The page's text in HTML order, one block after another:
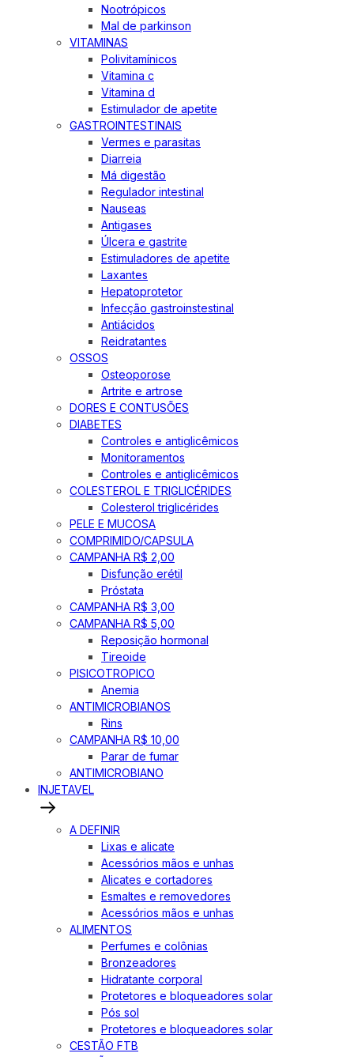
Nootrópicos
Mal de parkinson
VITAMINAS
Polivitamínicos
Vitamina c
Vitamina d
Estimulador de apetite
GASTROINTESTINAIS
Vermes e parasitas
Diarreia
Má digestão
Regulador intestinal
Nauseas
Antigases
Úlcera e gastrite
Estimuladores de apetite
Laxantes
Hepatoprotetor
Infecção gastroinstestinal
Antiácidos
Reidratantes
OSSOS
Osteoporose
Artrite e artrose
DORES E CONTUSÕES
DIABETES
Controles e antiglicêmicos
Monitoramentos
Controles e antiglicêmicos
COLESTEROL E TRIGLICÉRIDES
Colesterol triglicérides
PELE E MUCOSA
COMPRIMIDO/CAPSULA
CAMPANHA R$ 2,00
Disfunção erétil
Próstata
CAMPANHA R$ 3,00
CAMPANHA R$ 5,00
Reposição hormonal
Tireoide
PISICOTROPICO
Anemia
ANTIMICROBIANOS
Rins
CAMPANHA R$ 10,00
Parar de fumar
ANTIMICROBIANO
INJETAVEL
A DEFINIR
Lixas e alicate
Acessórios mãos e unhas
Alicates e cortadores
Esmaltes e removedores
Acessórios mãos e unhas
ALIMENTOS
Perfumes e colônias
Bronzeadores
Hidratante corporal
Protetores e bloqueadores solar
Pós sol
Protetores e bloqueadores solar
CESTÃO FTB